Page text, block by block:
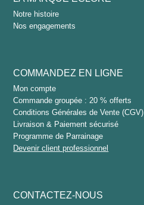
Notre histoire
Nos engagements
COMMANDEZ EN LIGNE
Mon compte
Commande groupée : 20 % offerts
Conditions Générales de Vente (CGV)
Livraison & Paiement sécurisé
Programme de Parrainage
Devenir client professionnel
CONTACTEZ-NOUS